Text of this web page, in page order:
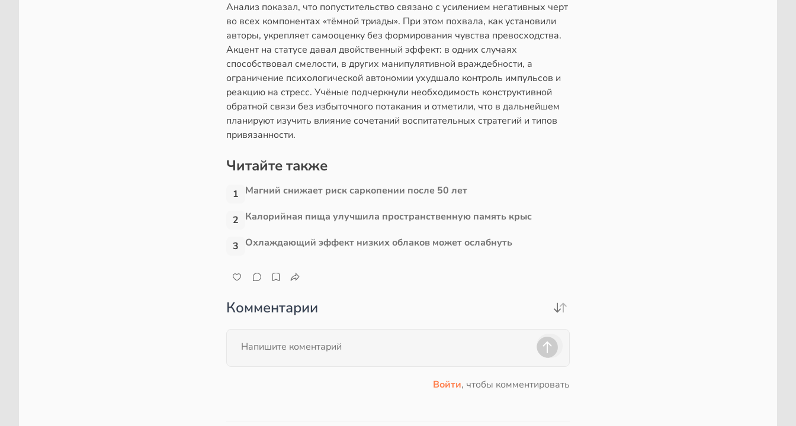
Анализ показал, что попустительство связано с усилением негативных черт
во всех компонентах «тёмной триады». При этом похвала, как установили
авторы, укрепляет самооценку без формирования чувства превосходства.
Акцент на статусе давал двойственный эффект: в одних случаях
способствовал смелости, в других манипулятивной враждебности, а
ограничение психологической автономии ухудшало контроль импульсов и
реакцию на стресс. Учёные подчеркнули необходимость конструктивной
обратной связи без избыточного потакания и отметили, что в дальнейшем
планируют изучить влияние сочетаний воспитательных стратегий и типов
привязанности.
Читайте также
1 Магний снижает риск саркопении после 50 лет
2 Калорийная пища улучшила пространственную память крыс
3 Охлаждающий эффект низких облаков может ослабнуть
Комментарии
Войти, чтобы комментировать